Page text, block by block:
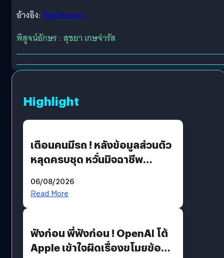
อ้างอิง: MacRumors
พิสูจน์อักษร : สุชยา เกษจำรัส
Highlight
เตือนคนมีรถ ! หลังข้อมูลส่วนตัว
หลุดครบชุด หวั่นมิจฉาชีพ
รหัสผ่านหลุด ไม่ใช่แฮกเกอร์
06/08/2026
Read More
ฟังก่อน พี่ฟังก่อน ! OpenAI โต้
Apple เข้าใจผิดเรื่องขโมยข้อมูล